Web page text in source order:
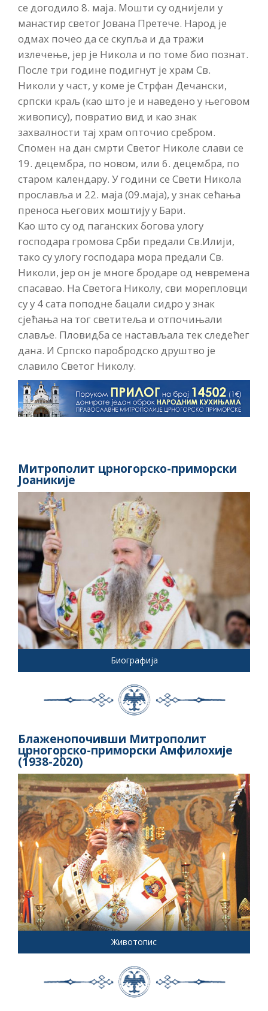
се догодило 8. маја. Мошти су однијели у
манастир светог Јована Претече. Народ је
одмах почео да се скупља и да тражи
излечење, јер је Никола и по томе био познат.
После три године подигнут је храм Св.
Николи у част, у коме је Стрфан Дечански,
српски краљ (као што је и наведено у његовом
живопису), повратио вид и као знак
захвалности тај храм опточио сребром.
Спомен на дан смрти Светог Николе слави се
19. децембра, по новом, или 6. децембра, по
старом календару. У години се Свети Никола
прославља и 22. маја (09.маја), у знак сећања
преноса његових моштију у Бари.
Као што су од паганских богова улогу
господара громова Срби предали Св.Илији,
тако су улогу господара мора предали Св.
Николи, јер он је многе бродаре од невремена
спасавао. На Светога Николу, сви морепловци
су у 4 сата поподне бацали сидро у знак
сјећања на тог светитеља и отпочињали
славље. Пловидба се настављала тек следећег
дана. И Српско паробродско друштво је
славило Светог Николу.
Митрополит црногорско-приморски
Јоаникије
Биографија
Блаженопочивши Митрополит
црногорско-приморски Амфилохије
(1938-2020)
Животопис